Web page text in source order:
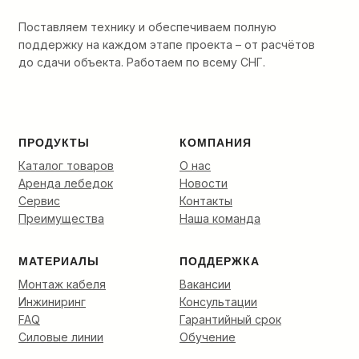
кабельную
канализацию
до
Поставляем технику и обеспечиваем полную
поддержку на каждом этапе проекта – от расчётов
до сдачи объекта. Работаем по всему СНГ.
ПРОДУКТЫ
Каталог товаров
Аренда лебедок
Сервис
Преимущества
КОМПАНИЯ
О нас
Новости
Контакты
Наша команда
МАТЕРИАЛЫ
Монтаж кабеля
Инжиниринг
FAQ
Силовые линии
ПОДДЕРЖКА
Вакансии
Консультации
Гарантийный срок
Обучение